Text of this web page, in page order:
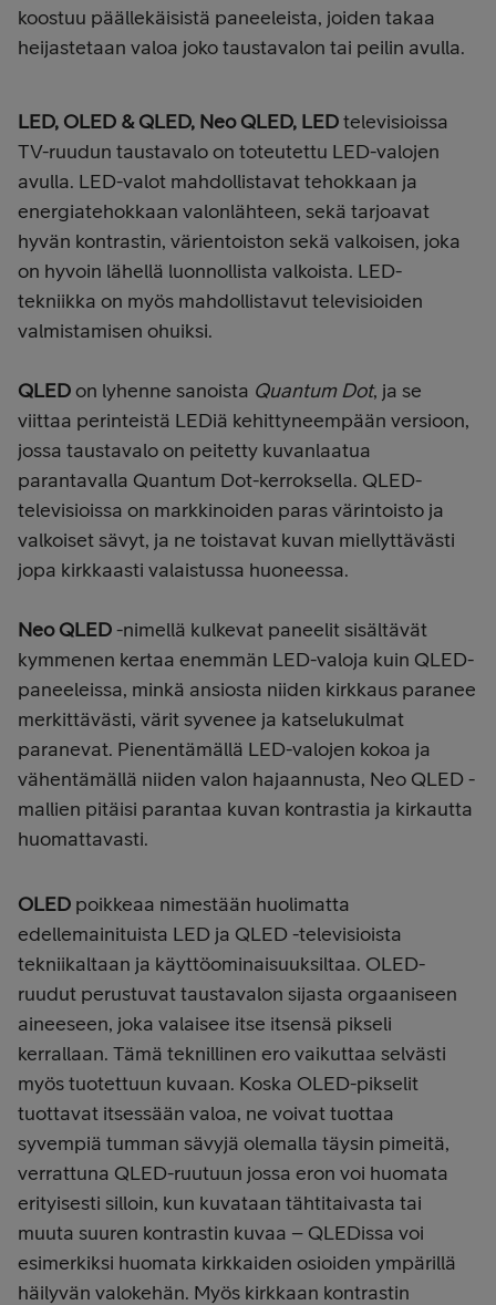
koostuu päällekäisistä paneeleista, joiden takaa
heijastetaan valoa joko taustavalon tai peilin avulla.
LED, OLED & QLED, Neo QLED, LEDtelevisioissa
TV-ruudun taustavalo on toteutettu LED-valojen
avulla. LED-valot mahdollistavat tehokkaan ja
energiatehokkaan valonlähteen, sekä tarjoavat
hyvän kontrastin, värientoiston sekä valkoisen, joka
on hyvoin lähellä luonnollista valkoista. LED-
tekniikka on myös mahdollistavut televisioiden
valmistamisen ohuiksi.
QLEDon lyhenne sanoista Quantum Dot, ja se
viittaa perinteistä LEDiä kehittyneempään versioon,
jossa taustavalo on peitetty kuvanlaatua
parantavalla Quantum Dot-kerroksella. QLED-
televisioissa on markkinoiden paras värintoisto ja
valkoiset sävyt, ja ne toistavat kuvan miellyttävästi
jopa kirkkaasti valaistussa huoneessa.
Neo QLED-nimellä kulkevat paneelit sisältävät
kymmenen kertaa enemmän LED-valoja kuin QLED-
paneeleissa, minkä ansiosta niiden kirkkaus paranee
merkittävästi, värit syvenee ja katselukulmat
paranevat. Pienentämällä LED-valojen kokoa ja
vähentämällä niiden valon hajaannusta, Neo QLED -
mallien pitäisi parantaa kuvan kontrastia ja kirkautta
huomattavasti.
OLED poikkeaa nimestään huolimatta
edellemainituista LED ja QLED -televisioista
tekniikaltaan ja käyttöominaisuuksiltaa. OLED-
ruudut perustuvat taustavalon sijasta orgaaniseen
aineeseen, joka valaisee itse itsensä pikseli
kerrallaan. Tämä teknillinen ero vaikuttaa selvästi
myös tuotettuun kuvaan. Koska OLED-pikselit
tuottavat itsessään valoa, ne voivat tuottaa
syvempiä tumman sävyjä olemalla täysin pimeitä,
verrattuna QLED-ruutuun jossa eron voi huomata
erityisesti silloin, kun kuvataan tähtitaivasta tai
muuta suuren kontrastin kuvaa – QLEDissa voi
esimerkiksi huomata kirkkaiden osioiden ympärillä
häilyvän valokehän. Myös kirkkaan kontrastin